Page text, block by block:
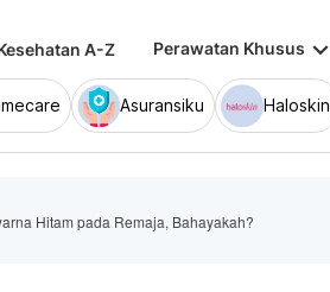
A-Z Perawatan Khusus keyboard_arrow_down
Asuransiku Haloskin
Hitam pada Remaja, Bahayakah?